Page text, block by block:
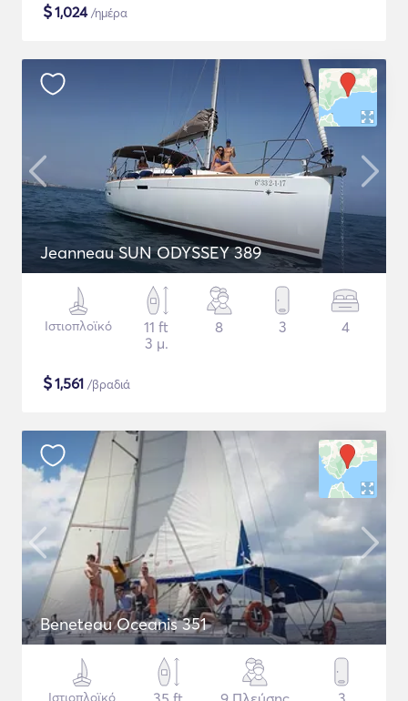
$1,024/ημέρα
Jeanneau SUN ODYSSEY 389
Ιστιοπλοϊκό
11 ft
3 μ.
8 3 4
$1,561 /βραδιά
Beneteau Oceanis 351
Ιστιοπλοϊκό